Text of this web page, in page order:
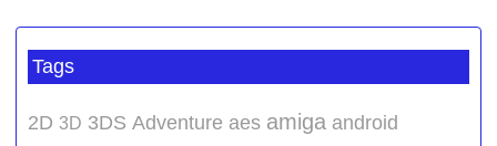
Tags
2D 3D 3DS Adventure aes amiga android